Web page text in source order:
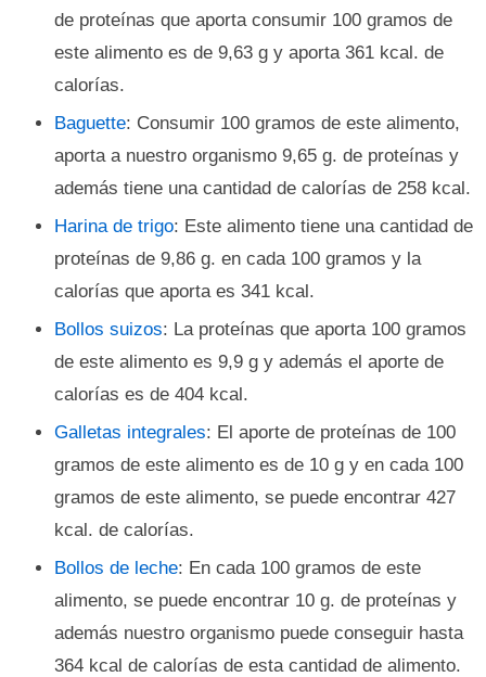
de proteínas que aporta consumir 100 gramos de
este alimento es de 9,63 g y aporta 361 kcal. de
calorías.
Baguette: Consumir 100 gramos de este alimento,
aporta a nuestro organismo 9,65 g. de proteínas y
además tiene una cantidad de calorías de 258 kcal.
Harina de trigo: Este alimento tiene una cantidad de
proteínas de 9,86 g. en cada 100 gramos y la
calorías que aporta es 341 kcal.
Bollos suizos: La proteínas que aporta 100 gramos
de este alimento es 9,9 g y además el aporte de
calorías es de 404 kcal.
Galletas integrales: El aporte de proteínas de 100
gramos de este alimento es de 10 g y en cada 100
gramos de este alimento, se puede encontrar 427
kcal. de calorías.
Bollos de leche: En cada 100 gramos de este
alimento, se puede encontrar 10 g. de proteínas y
además nuestro organismo puede conseguir hasta
364 kcal de calorías de esta cantidad de alimento.